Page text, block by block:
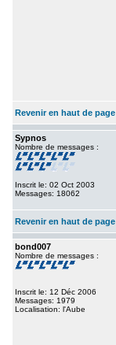
Revenir en haut de page
Sypnos
Nombre de messages :
Inscrit le: 02 Oct 2003
Messages: 18062
Revenir en haut de page
bond007
Nombre de messages :
Inscrit le: 12 Déc 2006
Messages: 1979
Localisation: l'Aube